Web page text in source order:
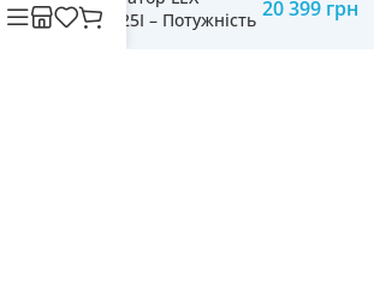
LXGG25I – Потужність 20 399 грн